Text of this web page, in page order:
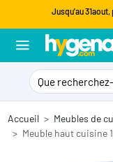
Jusqu'au
Accueil Meubles de
Meuble haut cuisine